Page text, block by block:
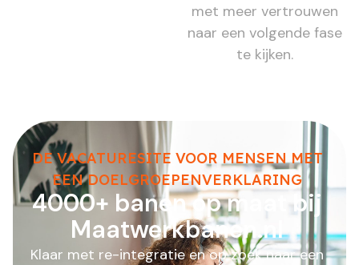
met meer vertrouwen
naar een volgende fase
te kijken.
DE VACATURESITE VOOR MENSEN MET
EEN DOELGROEPENVERKLARING
4000+ banen op maat bij
Maatwerkbanen.nl
Klaar met re-integratie en op zoek naar een